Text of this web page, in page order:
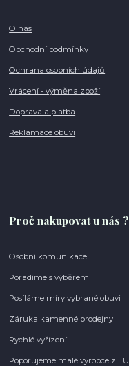
O nás
Obchodní podmínky
Ochrana osobních údajů
Vrácení - výměna zboží
Doprava a platba
Reklamace obuvi
Proč nakupovat u nás ?
Osobní komunikace
Poradíme s výběrem
Posíláme míry vybrané obuvi
Záruka kamenné prodejny
Rychlé vyřízení
Poporujeme malé výrobce z EU